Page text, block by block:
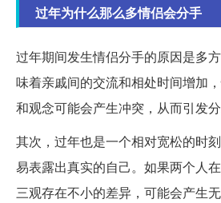
过年为什么那么多情侣会分手
过年期间发生情侣分手的原因是多
味着亲戚间的交流和相处时间增加
和观念可能会产生冲突，从而引发分
其次，过年也是一个相对宽松的时
易表露出真实的自己。如果两个人
三观存在不小的差异，可能会产生无